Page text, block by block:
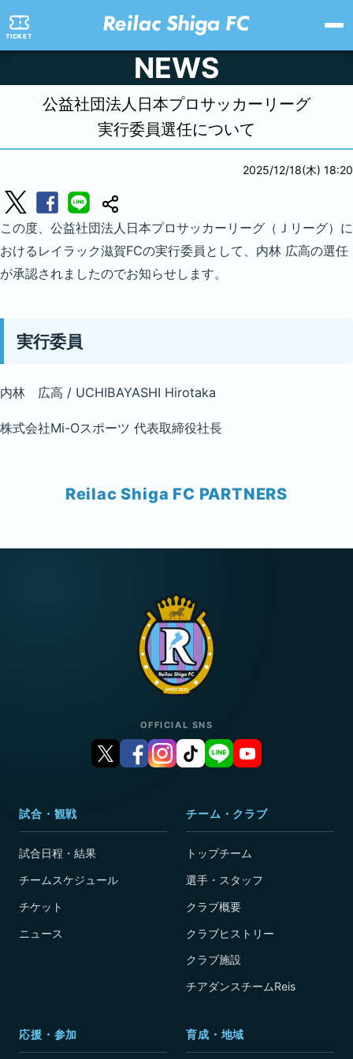
TICKET
NEWS
公益社団法人日本プロサッカーリーグ
実行委員選任について
2025/12/18(木) 18:20
この度、公益社団法人日本プロサッカーリーグ（Ｊリーグ）に
おけるレイラック滋賀FCの実行委員として、内林 広高の選任
が承認されましたのでお知らせします。
実行委員
内林 広高 / UCHIBAYASHI Hirotaka
株式会社Mi-Oスポーツ 代表取締役社長
Reilac Shiga FC PARTNERS
OFFICIAL SNS
試合・観戦
試合日程・結果
チームスケジュール
チケット
ニュース
チーム・クラブ
トップチーム
選手・スタッフ
クラブ概要
クラブヒストリー
クラブ施設
チアダンスチームReis
応援・参加 育成・地域